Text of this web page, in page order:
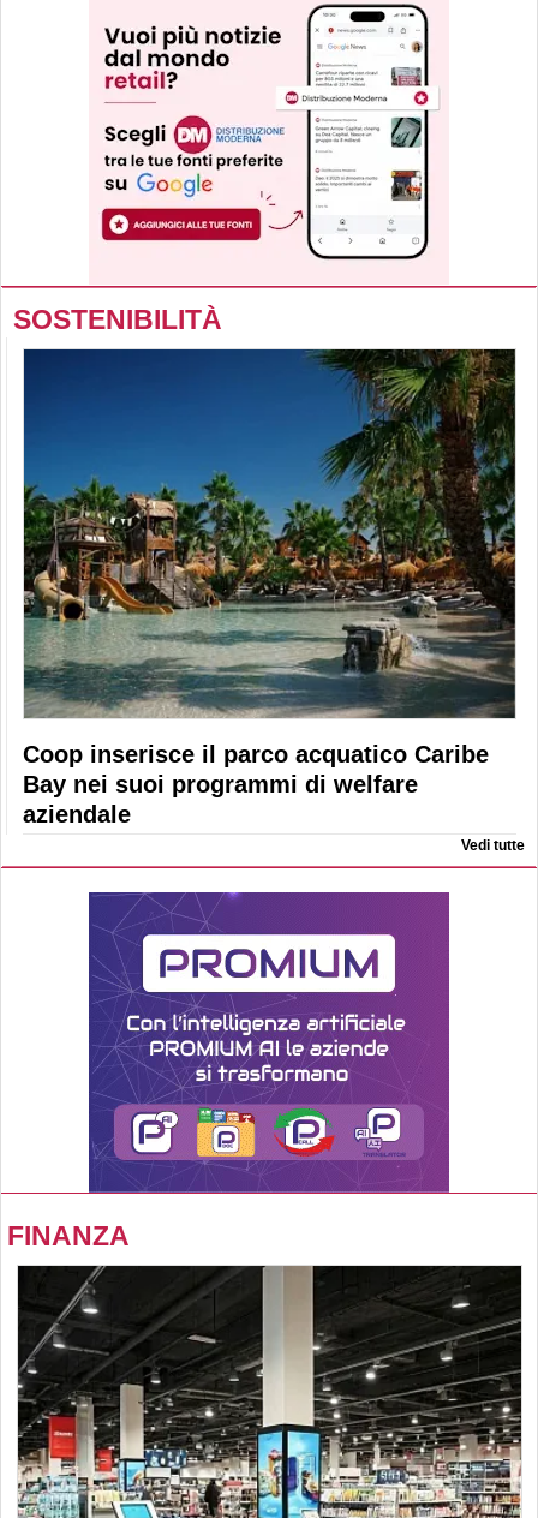
SOSTENIBILITÀ
Coop inserisce il parco acquatico Caribe
Bay nei suoi programmi di welfare
aziendale
Vedi tutte
FINANZA